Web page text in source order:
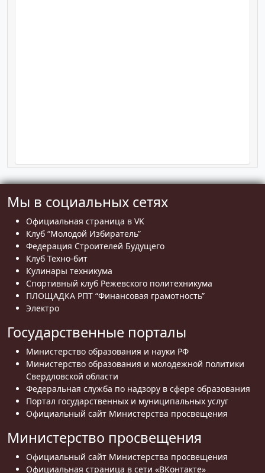
Мы в социальных сетях
Официальная страница в VK
Клуб “Молодой Избиратель”
Федерация Строителей Будущего
Клуб Техно-бит
Кулинары техникума
Спортивный клуб Режевского политехникума
ПЛОЩАДКА РПТ “Финансовая грамотность”
Электро
Государственные порталы
Министерство образования и науки РФ
Министерство образования и молодежной политики
Свердловской области
Федеральная служба по надзору в сфере образования
Портал государственных и муниципальных услуг
Официальный сайт Министерства просвещения
Министерство просвещения
Официальный сайт Министерства просвещения
Официальная страница в сети «ВКонтакте»